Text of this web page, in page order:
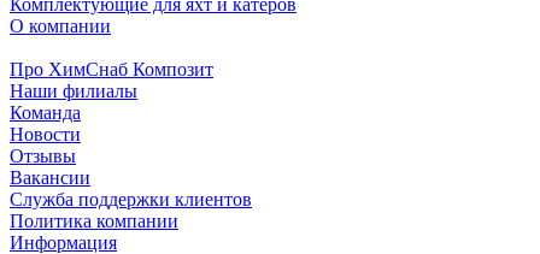
О компании
Про ХимСнаб Композит
Наши филиалы
Команда
Новости
Отзывы
Вакансии
Служба поддержки клиентов
Политика компании
Информация